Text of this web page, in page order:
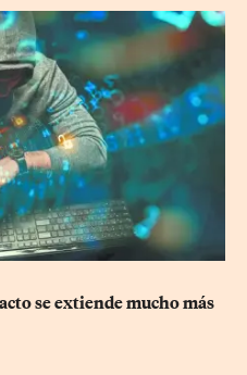
se extiende mucho más